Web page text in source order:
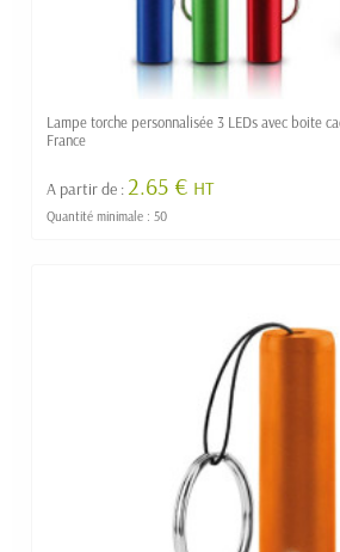
Lampe torche personnalisée 3 LEDs avec boite
France
A partir de :2.65 € HT
Quantité minimale : 50